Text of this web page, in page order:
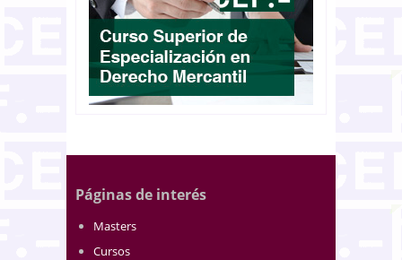
Páginas de interés
Masters
Cursos